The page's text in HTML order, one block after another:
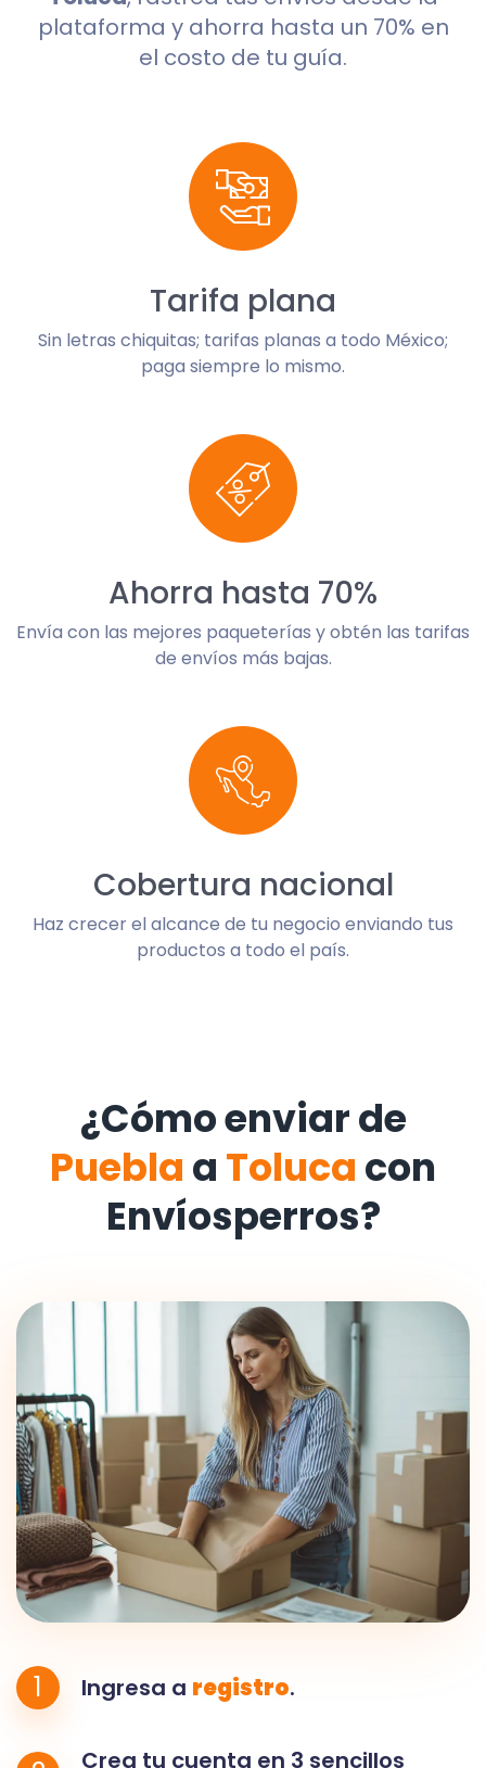
plataforma y ahorra hasta un 70% en
el costo de tu guía.
Tarifa plana
Sin letras chiquitas; tarifas planas a todo México;
paga siempre lo mismo.
Ahorra hasta 70%
Envía con las mejores paqueterías y obtén las tarifas
de envíos más bajas.
Cobertura nacional
Haz crecer el alcance de tu negocio enviando tus
productos a todo el país.
¿Cómo enviar de
Puebla a Toluca con
Envíosperros?
1 Ingresa a registro.
Crea tu cuenta en 3 sencillos